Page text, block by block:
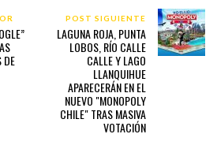
DE
POST SIGUIENTE
LAGUNA ROJA, PUNTA
LOBOS, RÍO CALLE
CALLE Y LAGO
LLANQUIHUE
APARECERÁN EN EL
NUEVO "MONOPOLY
CHILE" TRAS MASIVA
VOTACIÓN